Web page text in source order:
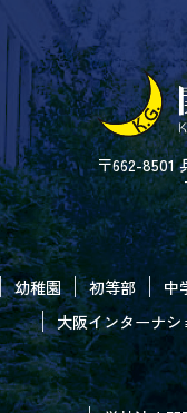
〒662-8501
幼稚園 初等部 中
大阪インターナ